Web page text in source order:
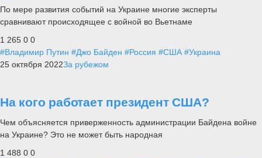
По мере развития событий на Украине многие эксперты
сравнивают происходящее с войной во Вьетнаме
1 265 0 0
#Владимир Путин #Джо Байден #Россия #США #Украина
25 октября 2022За рубежом
На кого работает президент США?
Чем объясняется приверженность администрации Байдена войне
на Украине? Это не может быть народная
1 488 0 0